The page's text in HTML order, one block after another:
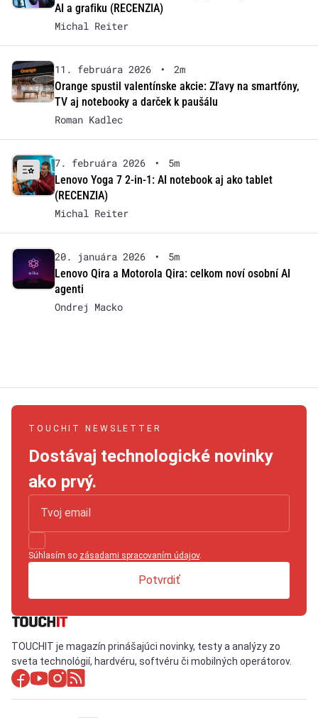
AI a grafiku (RECENZIA)
Michal Reiter
11. februára 2026 •
2m
Orange spustil valentínske akcie: Zľavy na smartfóny,
TV aj notebooky a darček k paušálu
Roman Kadlec
7. februára 2026 •
5m
Lenovo Yoga 7 2-in-1: AI notebook aj ako tablet
(RECENZIA)
Michal Reiter
20. januára 2026 •
5m
Lenovo Qira a Motorola Qira: celkom noví osobní AI
agenti
Ondrej Macko
TOUCHIT NEWSLETTER
Dostávaj technologické novinky
ako prvý.
Súhlasím so zásadami spracovaním údajov.
Potvrdiť
TOUCHIT je magazín prinášajúci novinky, testy a analýzy zo
sveta technológií, hardvéru, softvéru či mobilných operátorov.